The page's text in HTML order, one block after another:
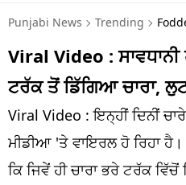
ਕਾਰੋਬਾਰ
ਕਰਿਅਰ
ਦੇਸ਼
ਲਾਈਫ ਸਟਾਈਲ
Punjabi News Trending
Viral Video : ਸਾਵਧਾਨੀ
ਟਰੱਕ ਤੋਂ ਡਿੱਗਿਆ ਚਾਰਾ,
Viral Video : ਇਨ੍ਹੀਂ ਦਿਨੀਂ
ਮੀਡੀਆ 'ਤੇ ਵਾਇਰਲ ਹੋ ਰਿਹਾ
ਕਿ ਜਿਵੇਂ ਹੀ ਚਾਰਾ ਭਰੇ ਟਰੱਕ